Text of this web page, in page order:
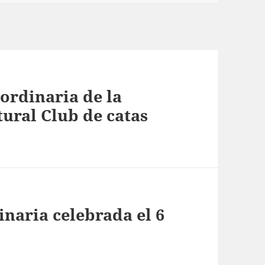
de la
Club de catas
celebrada el 6